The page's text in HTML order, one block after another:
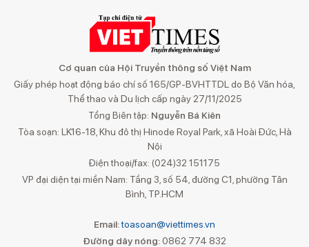
Cơ quan của Hội Truyền thông số Việt Nam
Giấy phép hoạt động báo chí số 165/GP-BVHTTDL do Bộ Văn hóa,
Thể thao và Du lịch cấp ngày 27/11/2025
Tổng Biên tập: Nguyễn Bá Kiên
Tòa soạn: LK16-18, Khu đô thị Hinode Royal Park, xã Hoài Đức, Hà
Nội
Điện thoại/fax: (024)32 151175
VP đại diện tại miền Nam: Tầng 3, số 54, đường C1, phường Tân
Bình, TP.HCM
Email:toasoan@viettimes.vn
Đường dây nóng: 0862 774 832